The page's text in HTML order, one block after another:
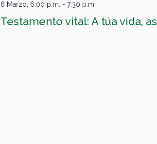
Testamento vital: A túa vida,
6 Marzo, 6:00 p.m. - 7:30 p.m.